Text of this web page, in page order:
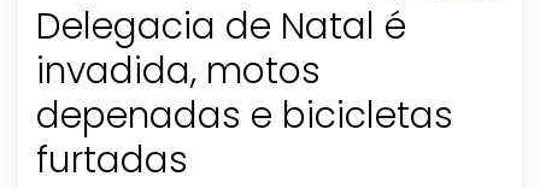
Delegacia de Natal é
invadida, motos
depenadas e bicicletas
furtadas